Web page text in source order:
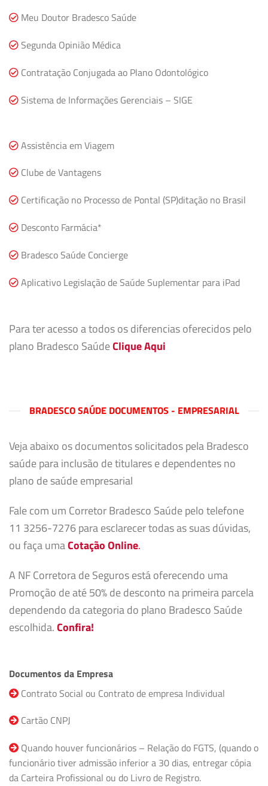
Meu Doutor Bradesco Saúde
Segunda Opinião Médica
Contratação Conjugada ao Plano Odontológico
Sistema de Informações Gerenciais – SIGE
Assistência em Viagem
Clube de Vantagens
Certificação no Processo de Pontal (SP)ditação no Brasil
Desconto Farmácia*
Bradesco Saúde Concierge
Aplicativo Legislação de Saúde Suplementar para iPad
Para ter acesso a todos os diferencias oferecidos pelo
plano Bradesco SaúdeClique Aqui
BRADESCO SAÚDE DOCUMENTOS - EMPRESARIAL
Veja abaixo os documentos solicitados pela Bradesco
saúde para inclusão de titulares e dependentes no
plano de saúde empresarial
Fale com um Corretor Bradesco Saúde pelo telefone
11 3256-7276 para esclarecer todas as suas dúvidas,
ou faça umaCotação Online.
A NF Corretora de Seguros está oferecendo uma
Promoção de até 50% de desconto na primeira parcela
dependendo da categoria do plano Bradesco Saúde
escolhida.Confira!
Documentos da Empresa
Contrato Social ou Contrato de empresa Individual
Cartão CNPJ
Quando houver funcionários – Relação do FGTS, (quando o
funcionário tiver admissão inferior a 30 dias, entregar cópia
da Carteira Profissional ou do Livro de Registro.